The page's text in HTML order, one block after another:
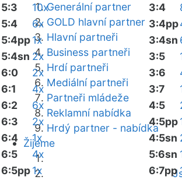
Generální partner
GOLD hlavní partner
Hlavní partneři
Business partneři
Hrdí partneři
Mediální partneři
Partneři mládeže
Reklamní nabídka
Hrdý partner - nabídka
Žijeme
5:3
10x
5:4
6x
5:4pp1x
5:4sn 2x
6:0
2x
6:1
4x
6:2
6x
6:3
2x
6:4
1x
6:5
4x
6:5pp1x
3:4
3:4pp
3:4sn
3:5
3:6
3:7
4:5
4:5pp
4:5sn
5:6sn
6:7pp